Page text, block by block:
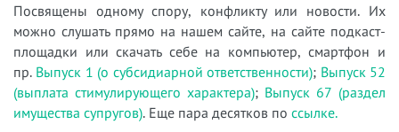
Посвящены одному спору, конфликту или новости. Их
можно слушать прямо на нашем сайте, на сайте подкаст-
площадки или скачать себе на компьютер, смартфон и
пр. Выпуск 1 (о субсидиарной ответственности); Выпуск 52
(выплата стимулирующего характера); Выпуск 67 (раздел
имущества супругов). Еще пара десятков по ссылке.